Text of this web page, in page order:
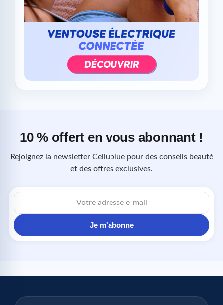
10 % offert en vous abonnant !
Rejoignez la newsletter Cellublue pour des conseils beauté
et des offres exclusives.
Adresse
e-
Je m'abonne